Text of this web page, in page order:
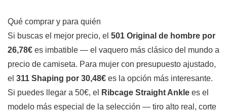
Qué comprar y para quién
Si buscas el mejor precio, el 501 Original de hombre por
26,78€ es imbatible — el vaquero más clásico del mundo a
precio de camiseta. Para mujer con presupuesto ajustado,
el 311 Shaping por 30,48€ es la opción más interesante.
Si puedes llegar a 50€, el
Ribcage Straight Ankle es el
modelo más especial de la selección — tiro alto real, corte